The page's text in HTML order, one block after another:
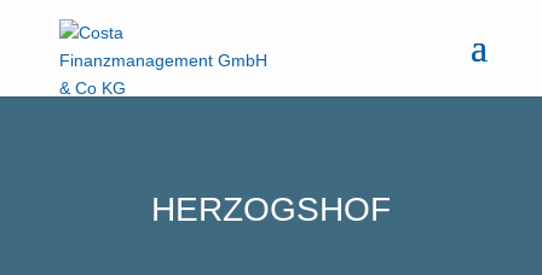
HERZOGSHOF